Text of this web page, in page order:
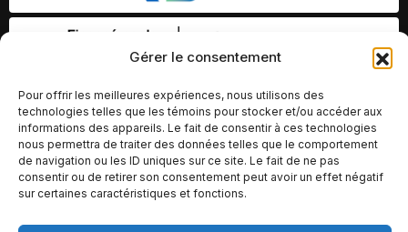
Gérer le consentement
Pour offrir les meilleures expériences, nous utilisons des
technologies telles que les témoins pour stocker et/ou accéder aux
informations des appareils. Le fait de consentir à ces technologies
nous permettra de traiter des données telles que le comportement
de navigation ou les ID uniques sur ce site. Le fait de ne pas
consentir ou de retirer son consentement peut avoir un effet négatif
sur certaines caractéristiques et fonctions.